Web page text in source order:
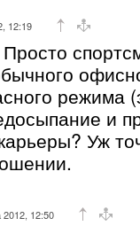
12:19
Просто
режима
и
Уж
2012, 12:50